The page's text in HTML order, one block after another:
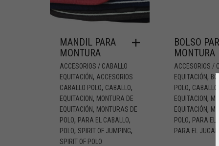
MANDIL PARA
MONTURA
ACCESORIOS / CABALLO
EQUITACIÓN, ACCESORIOS
CABALLO POLO, CABALLO,
EQUITACION, MONTURA DE
EQUITACIÓN, MONTURAS DE
POLO, PARA EL CABALLO,
POLO, SPIRIT OF JUMPING,
SPIRIT OF POLO
BOLSO
MONTURA
ACCESORIOS /
EQUITACIÓN,
POLO, CABALLO
EQUITACION,
EQUITACIÓN,
POLO, PARA EL
PARA EL